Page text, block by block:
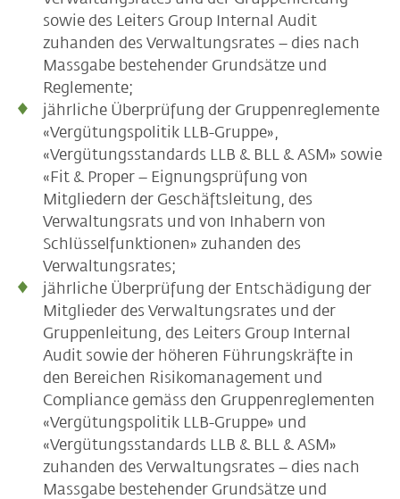
sowie des Leiters Group Internal Audit
zuhanden des Verwaltungsrates – dies nach
Massgabe bestehender Grundsätze und
Reglemente;
jährliche Überprüfung der Gruppenreglemente
«Vergütungspolitik LLB-Gruppe»,
«Vergütungsstandards LLB & BLL & ASM» sowie
«Fit & Proper – Eignungsprüfung von
Mitgliedern der Geschäftsleitung, des
Verwaltungsrats und von Inhabern von
Schlüsselfunktionen» zuhanden des
Verwaltungsrates;
jährliche Überprüfung der Entschädigung der
Mitglieder des Verwaltungsrates und der
Gruppenleitung, des Leiters Group Internal
Audit sowie der höheren Führungskräfte in
den Bereichen Risikomanagement und
Compliance gemäss den Gruppenreglementen
«Vergütungspolitik LLB-Gruppe» und
«Vergütungsstandards LLB & BLL & ASM»
zuhanden des Verwaltungsrates – dies nach
Massgabe bestehender Grundsätze und